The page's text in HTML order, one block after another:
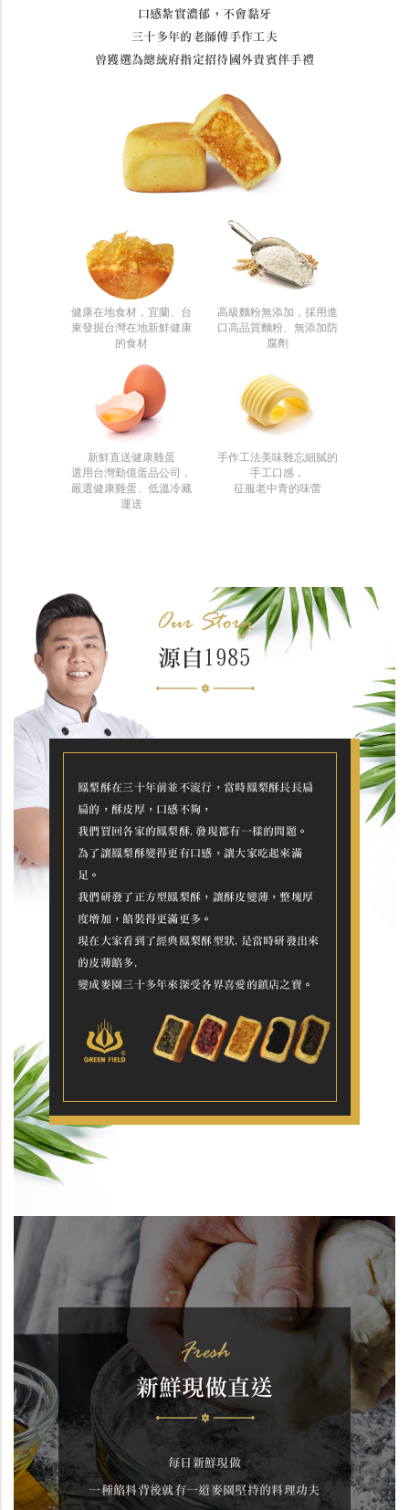
口感紮實濃郁，不會黏牙
三十多年的老師傅手作工夫
曾獲選為總統府指定招待國外貴賓伴手禮
健康在地食材，宜蘭、台
東發掘台灣在地新鮮健康
的食材
高級麵粉無添加，採用進
口高品質麵粉、無添加防
腐劑
新鮮直送健康雞蛋
選用台灣勤億蛋品公司，
嚴選健康雞蛋、低溫冷藏
運送
手作工法美味難忘細膩的
手工口感，
征服老中青的味蕾
Our Story
源自1985
鳳梨酥在三十年前並不流行，當時鳳梨酥長長扁
扁的，酥皮厚，口感不夠，
我們買回各家的鳳梨酥,發現都有一樣的問題。
為了讓鳳梨酥變得更有口感，讓大家吃起來滿
足。
我們研發了正方型鳳梨酥，讓酥皮變薄，整塊厚
度增加，餡裝得更滿更多。
現在大家看到了經典鳳梨酥型狀,是當時研發出來
的皮薄餡多,
變成麥園三十多年來深受各界喜愛的鎮店之寶。
Fresh
新鮮現做直送
每日新鮮現做
一種餡料背後就有一道麥園堅持的料理功夫